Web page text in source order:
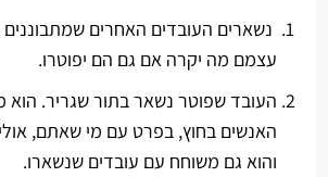
נשארים העובדים האחרים
עצמם מה יקרה אם גם הם יפוטרו.
העובד שפוטר נשאר בתור שגריר. הוא
האנשים בחוץ, בפרט עם מי שאתם,
והוא גם משוחח עם עובדים שנשארו.